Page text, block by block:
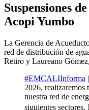
Suspensiones
Acopi Yumbo
La Gerencia de
red de distribución de
Retiro y Laureano
#EMCALIInforma
2026, realizaremos
nuestra red de
siguientes sectores.